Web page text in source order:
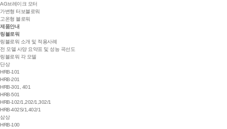
AG브레이크 모터
가변형 터보블로워
고온형 블로워
제품안내
링블로워
링블로워 소개 및 적용사례
전 모델 사양 요약표 및 성능 곡선도
링블로워 각 모델
단상
HRB-101
HRB-201
HRB-301, 401
HRB-501
HRB-102/1,202/1,302/1
HRB-402S/1,402/1
삼상
HRB-100